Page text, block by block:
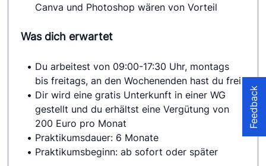
Canva und Photoshop wären von Vorteil
Was dich erwartet
Du arbeitest von 09:00-17:30 Uhr, montags
bis freitags, an den Wochenenden hast du frei
Dir wird eine gratis Unterkunft in einer WG
gestellt und du erhältst eine Vergütung von
200 Euro pro Monat
Praktikumsdauer: 6 Monate
Praktikumsbeginn: ab sofort oder später
Feedback